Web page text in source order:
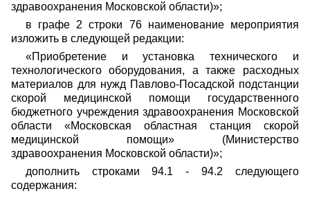
здравоохранения Московской области)»;
в графе 2 строки 76 наименование мероприятия
изложить в следующей редакции:
«Приобретение и установка технического и
технологического оборудования, а также расходных
материалов для нужд Павлово-Посадской подстанции
скорой медицинской помощи государственного
бюджетного учреждения здравоохранения Московской
области «Московская областная станция скорой
медицинской помощи» (Министерство
здравоохранения Московской области)»;
дополнить строками 94.1 - 94.2 следующего
содержания: